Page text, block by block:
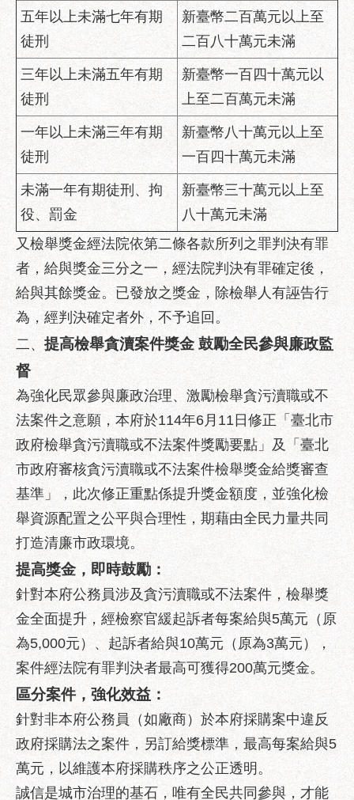
防
治
廉
政
園
地
民
務
道
路
挖
掘
資
訊
聯
合
發
包
中
心
獎
勵
補
助
專
區
網
站
導
覽
回
首
頁
English
台
五年以上未滿七年有期
徒刑
新臺幣二百萬元以上至
二百八十萬元未滿
三年以上未滿五年有期
徒刑
新臺幣一百四十萬元以
上至二百萬元未滿
一年以上未滿三年有期
徒刑
新臺幣八十萬元以上至
一百四十萬元未滿
未滿一年有期徒刑、拘
役、罰金
新臺幣三十萬元以上至
八十萬元未滿
又檢舉獎金經法院依第二條各款所列之罪判決有罪
者，給與獎金三分之一，經法院判決有罪確定後，
給與其餘獎金。已發放之獎金，除檢舉人有誣告行
為，經判決確定者外，不予追回。
二、 提高檢舉貪瀆案件獎金 鼓勵全民參與廉政監
督
為強化民眾參與廉政治理、激勵檢舉貪污瀆職或不
法案件之意願，本府於114年6月11日修正「臺北市
政府檢舉貪污瀆職或不法案件獎勵要點」及「臺北
市政府審核貪污瀆職或不法案件檢舉獎金給獎審查
基準」，此次修正重點係提升獎金額度，並強化檢
舉資源配置之公平與合理性，期藉由全民力量共同
打造清廉市政環境。
提高獎金，即時鼓勵：
針對本府公務員涉及貪污瀆職或不法案件，檢舉獎
金全面提升，經檢察官緩起訴者每案給與5萬元（原
為5,000元）、起訴者給與10萬元（原為3萬元），
案件經法院有罪判決者最高可獲得200萬元獎金。
區分案件，強化效益：
針對非本府公務員（如廠商）於本府採購案中違反
政府採購法之案件，另訂給獎標準，最高每案給與5
萬元，以維護本府採購秩序之公正透明。
誠信是城市治理的基石，唯有全民共同參與，才能